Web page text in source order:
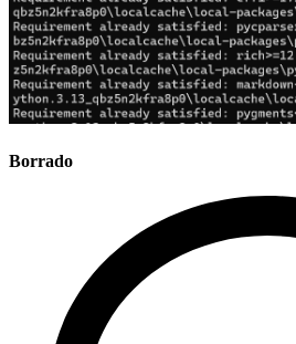
Borrado